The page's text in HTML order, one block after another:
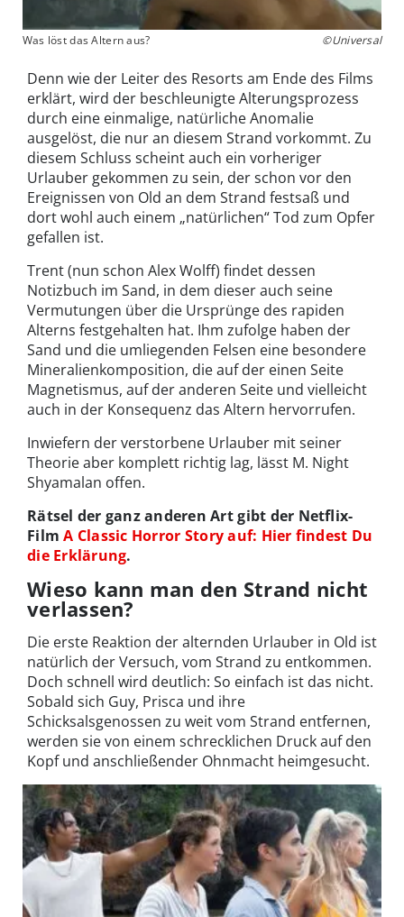
Was löst das Altern aus? ©Universal
Denn wie der Leiter des Resorts am Ende des Films
erklärt, wird der beschleunigte Alterungsprozess
durch eine einmalige, natürliche Anomalie
ausgelöst, die nur an diesem Strand vorkommt. Zu
diesem Schluss scheint auch ein vorheriger
Urlauber gekommen zu sein, der schon vor den
Ereignissen von Old an dem Strand festsaß und
dort wohl auch einem „natürlichen“ Tod zum Opfer
gefallen ist.
Trent (nun schon Alex Wolff) findet dessen
Notizbuch im Sand, in dem dieser auch seine
Vermutungen über die Ursprünge des rapiden
Alterns festgehalten hat. Ihm zufolge haben der
Sand und die umliegenden Felsen eine besondere
Mineralienkomposition, die auf der einen Seite
Magnetismus, auf der anderen Seite und vielleicht
auch in der Konsequenz das Altern hervorrufen.
Inwiefern der verstorbene Urlauber mit seiner
Theorie aber komplett richtig lag, lässt M. Night
Shyamalan offen.
Rätsel der ganz anderen Art gibt der Netflix-
FilmA Classic Horror Story auf: Hier findest Du
die Erklärung.
Wieso kann man den Strand nicht
verlassen?
Die erste Reaktion der alternden Urlauber in Old ist
natürlich der Versuch, vom Strand zu entkommen.
Doch schnell wird deutlich: So einfach ist das nicht.
Sobald sich Guy, Prisca und ihre
Schicksalsgenossen zu weit vom Strand entfernen,
werden sie von einem schrecklichen Druck auf den
Kopf und anschließender Ohnmacht heimgesucht.